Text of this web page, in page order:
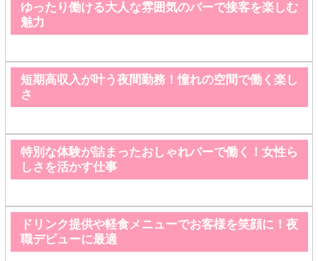
ゆったり働ける大人な雰囲気のバーで接客を楽しむ
魅力
短期高収入が叶う夜間勤務！憧れの空間で働く楽し
さ
特別な体験が詰まったおしゃれバーで働く！女性ら
しさを活かす仕事
ドリンク提供や軽食メニューでお客様を笑顔に！夜
職デビューに最適